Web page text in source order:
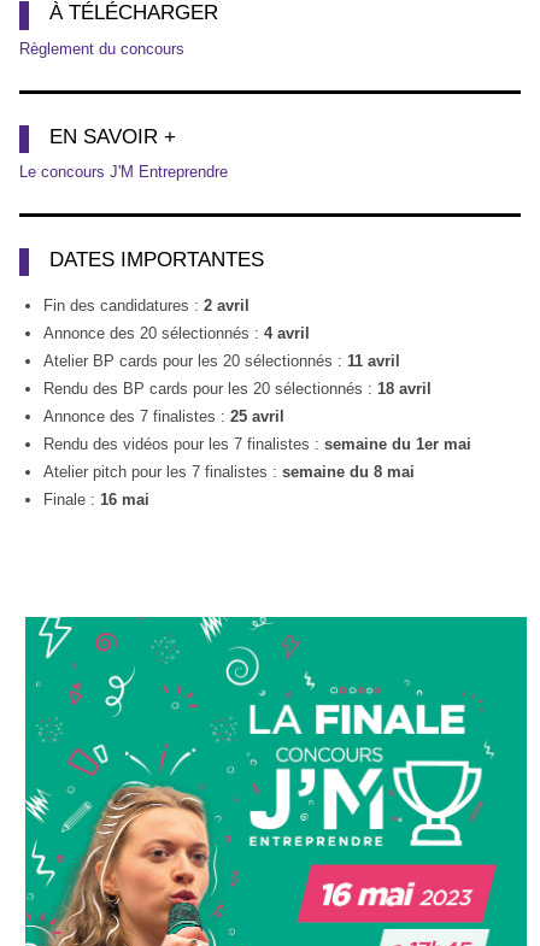
À TÉLÉCHARGER
Règlement du concours
EN SAVOIR +
Le concours J'M Entreprendre
DATES IMPORTANTES
Fin des candidatures : 2 avril
Annonce des 20 sélectionnés : 4 avril
Atelier BP cards pour les 20 sélectionnés : 11 avril
Rendu des BP cards pour les 20 sélectionnés : 18 avril
Annonce des 7 finalistes : 25 avril
Rendu des vidéos pour les 7 finalistes : semaine du 1er mai
Atelier pitch pour les 7 finalistes : semaine du 8 mai
Finale : 16 mai